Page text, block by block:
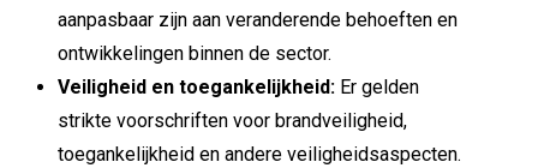
aanpasbaar zijn aan veranderende behoeften en
ontwikkelingen binnen de sector.
Veiligheid en toegankelijkheid: Er gelden
strikte voorschriften voor brandveiligheid,
toegankelijkheid en andere veiligheidsaspecten.